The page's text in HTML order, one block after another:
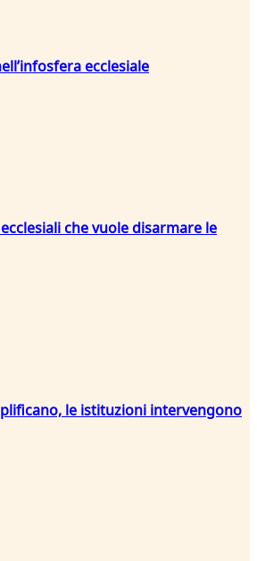
ecclesiale
che vuole disarmare le
le istituzioni intervengono